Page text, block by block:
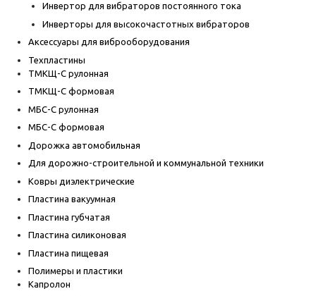
Инвертор для вибраторов постоянного тока
Инверторы для высокочастотных вибраторов
Аксессуары для виброоборудования
Техпластины
ТМКЩ-С рулонная
ТМКЩ-С формовая
МБС-С рулонная
МБС-С формовая
Дорожка автомобильная
Для дорожно-строительной и коммунальной техники
Ковры диэлектрические
Пластина вакуумная
Пластина губчатая
Пластина силиконовая
Пластина пищевая
Полимеры и пластики
Капролон